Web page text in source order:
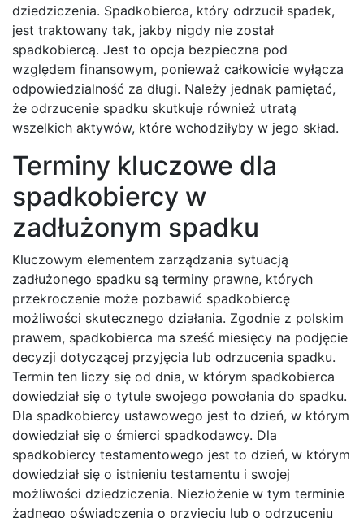
dziedziczenia. Spadkobierca, który odrzucił spadek,
jest traktowany tak, jakby nigdy nie został
spadkobiercą. Jest to opcja bezpieczna pod
względem finansowym, ponieważ całkowicie wyłącza
odpowiedzialność za długi. Należy jednak pamiętać,
że odrzucenie spadku skutkuje również utratą
wszelkich aktywów, które wchodziłyby w jego skład.
Terminy kluczowe dla
spadkobiercy w
zadłużonym spadku
Kluczowym elementem zarządzania sytuacją
zadłużonego spadku są terminy prawne, których
przekroczenie może pozbawić spadkobiercę
możliwości skutecznego działania. Zgodnie z polskim
prawem, spadkobierca ma sześć miesięcy na podjęcie
decyzji dotyczącej przyjęcia lub odrzucenia spadku.
Termin ten liczy się od dnia, w którym spadkobierca
dowiedział się o tytule swojego powołania do spadku.
Dla spadkobiercy ustawowego jest to dzień, w którym
dowiedział się o śmierci spadkodawcy. Dla
spadkobiercy testamentowego jest to dzień, w którym
dowiedział się o istnieniu testamentu i swojej
możliwości dziedziczenia. Niezłożenie w tym terminie
żadnego oświadczenia o przyjęciu lub o odrzuceniu